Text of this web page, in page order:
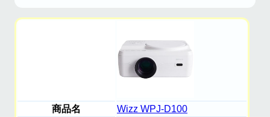
商品名
Wizz WPJ-D100